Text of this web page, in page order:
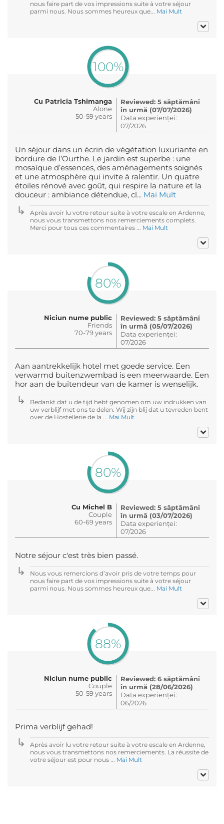
nous faire part de vos impressions suite à votre séjour
parmi nous. Nous sommes heureux que... Mai Mult
100%
Cu Patricia Tshimanga
Alone
50-59 years
Reviewed: 5 săptămâni
în urmă (07/07/2026)
Data experienței:
07/2026
Un séjour dans un écrin de végétation luxuriante en
bordure de l’Ourthe. Le jardin est superbe : une
mosaïque d’essences, des aménagements soignés
et une atmosphère qui invite à ralentir. Un quatre
étoiles rénové avec goût, qui respire la nature et la
douceur : ambiance détendue, cl... Mai Mult
Après avoir lu votre retour suite à votre escale en Ardenne,
nous vous transmettons nos remerciements complets.
Merci pour tous ces commentaires ... Mai Mult
80%
Niciun nume public
Friends
70-79 years
Reviewed: 5 săptămâni
în urmă (05/07/2026)
Data experienței:
07/2026
Aan aantrekkelijk hotel met goede service. Een
verwarmd buitenzwembad is een meerwaarde. Een
hor aan de buitendeur van de kamer is wenselijk.
Bedankt dat u de tijd hebt genomen om uw indrukken van
uw verblijf met ons te delen. Wij zijn blij dat u tevreden bent
over de Hostellerie de la ... Mai Mult
80%
Cu Michel B
Couple
60-69 years
Reviewed: 5 săptămâni
în urmă (03/07/2026)
Data experienței:
07/2026
Notre séjour c'est très bien passé.
Nous vous remercions d’avoir pris de votre temps pour
nous faire part de vos impressions suite à votre séjour
parmi nous. Nous sommes heureux que... Mai Mult
88%
Niciun nume public
Couple
50-59 years
Reviewed: 6 săptămâni
în urmă (28/06/2026)
Data experienței:
06/2026
Prima verblijf gehad!
Après avoir lu votre retour suite à votre escale en Ardenne,
nous vous transmettons nos remerciements. La réussite de
votre séjour est pour nous ... Mai Mult